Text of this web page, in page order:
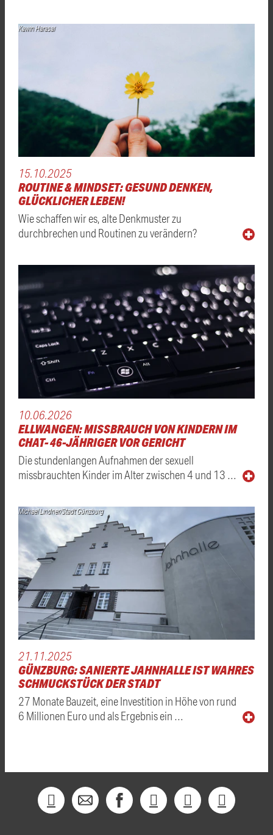
Kawin Harasai
15.10.2025
ROUTINE & MINDSET: GESUND DENKEN,
GLÜCKLICHER LEBEN!
Wie schaffen wir es, alte Denkmuster zu
durchbrechen und Routinen zu verändern?
10.06.2026
ELLWANGEN: MISSBRAUCH VON KINDERN IM
CHAT- 46-JÄHRIGER VOR GERICHT
Die stundenlangen Aufnahmen der sexuell
missbrauchten Kinder im Alter zwischen 4 und 13 …
Michael Lindner/Stadt Günzburg
21.11.2025
GÜNZBURG: SANIERTE JAHNHALLE IST WAHRES
SCHMUCKSTÜCK DER STADT
27 Monate Bauzeit, eine Investition in Höhe von rund
6 Millionen Euro und als Ergebnis ein …